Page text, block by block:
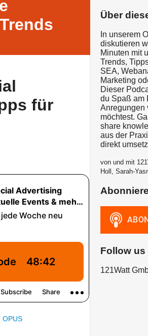
für
OPUS
Über
In unserem
diskutieren
Minuten mit
Trends,
SEA,
Marketing
Dieser
du Spaß am
Anregungen
möchtest.
share
aus der
direkt
von und mit
Holl, Sarah-
Follow us
121Watt